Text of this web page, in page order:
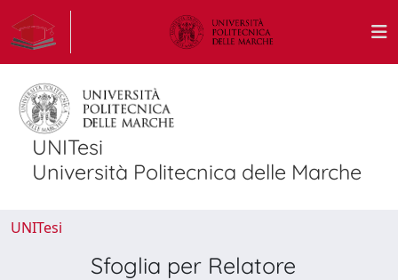
UNITesi
Università Politecnica delle Marche
UNITesi
Sfoglia per Relatore